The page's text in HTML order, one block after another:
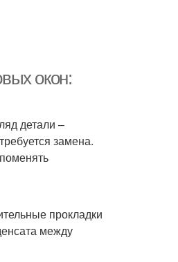
окон:
детали –
замена.
прокладки
между